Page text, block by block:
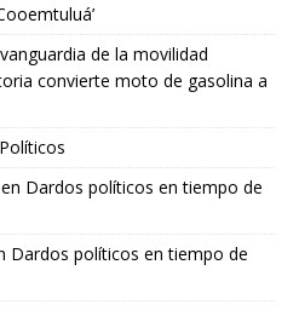
de la movilidad
convierte moto de gasolina a
en Dardos políticos en tiempo de
Dardos políticos en tiempo de